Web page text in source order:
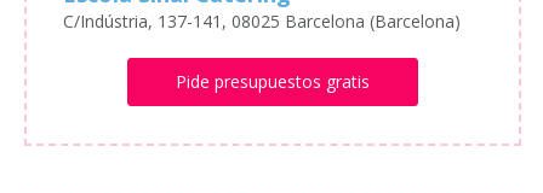
C/Indústria, 137-141, 08025 Barcelona (Barcelona)
Pide presupuestos gratis